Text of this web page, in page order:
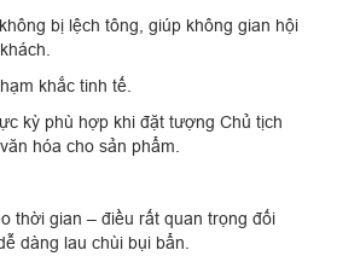
bị lệch tông, giúp không gian hội
khắc tinh tế.
kỳ phù hợp khi đặt tượng Chủ tịch
hóa cho sản phẩm.
thời gian – điều rất quan trọng đối
dàng lau chùi bụi bẩn.